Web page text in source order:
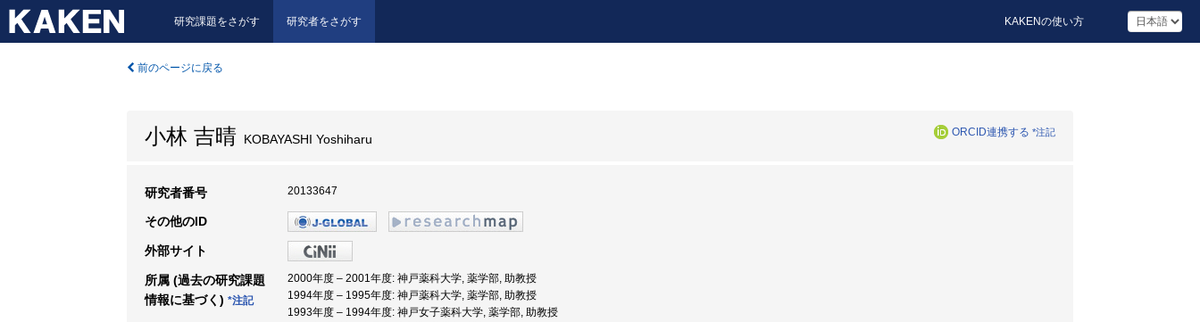
研究課題をさがす 研究者をさがす KAKENの使い方
前のページに戻る
小林 吉晴 KOBAYASHI Yoshiharu ORCID連携する *注記
研究者番号 20133647
その他のID
外部サイト
所属 (過去の研究課題
情報に基づく) *注記
2000年度 – 2001年度: 神戸薬科大学, 薬学部, 助教授
1994年度 – 1995年度: 神戸薬科大学, 薬学部, 助教授
1993年度 – 1994年度: 神戸女子薬科大学, 薬学部, 助教授